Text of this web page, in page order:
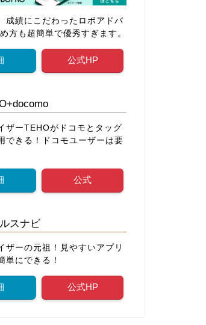
成績にこだわったロボアドバ
方も超簡単で優秀すぎます。
公式HP
ザーTEHOがドコモとタッグ
できる！ドコモユーザーは要
公式
スナビ
ザーの元祖！見やすいアプリ
単にできる！
公式HP